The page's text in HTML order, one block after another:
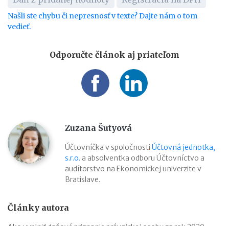
Našli ste chybu či nepresnosť v texte? Dajte nám o tom
vedieť.
Odporučte článok aj priateľom
Zuzana Šutyová
Účtovníčka v spoločnosti Účtovná jednotka,
s.r.o. a absolventka odboru Účtovníctvo a
audítorstvo na Ekonomickej univerzite v
Bratislave.
Články autora